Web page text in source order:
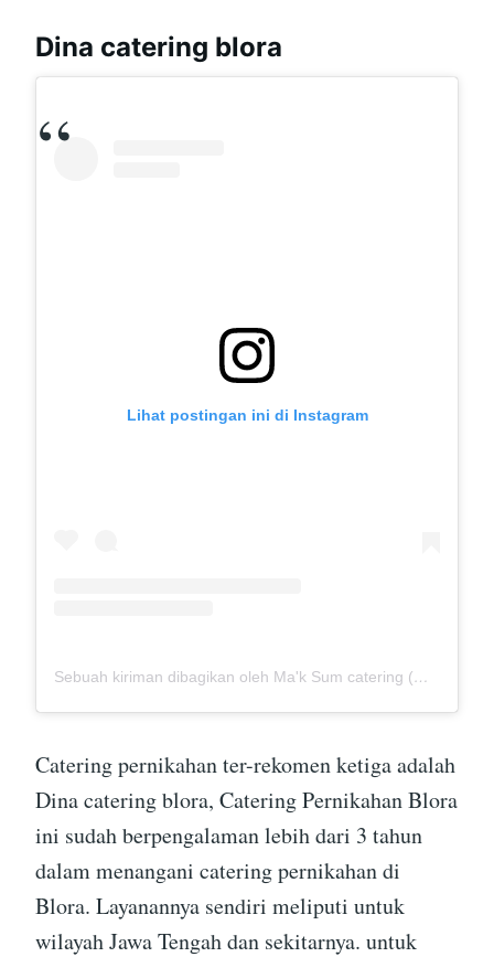
Dina catering blora
Lihat postingan ini di Instagram
Sebuah kiriman dibagikan oleh Ma'k Sum catering (@mak_sumcatering)
Catering pernikahan ter-rekomen ketiga adalah
Dina catering blora, Catering Pernikahan Blora
ini sudah berpengalaman lebih dari 3 tahun
dalam menangani catering pernikahan di
Blora. Layanannya sendiri meliputi untuk
wilayah Jawa Tengah dan sekitarnya. untuk